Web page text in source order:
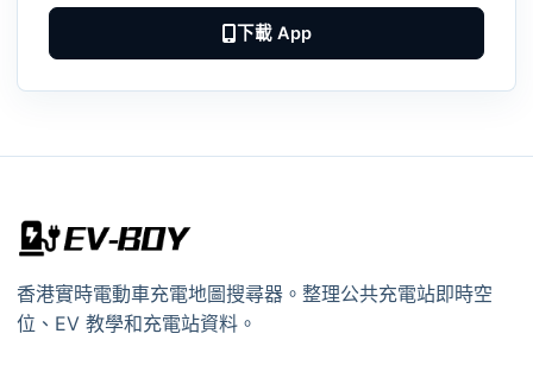
下載 App
香港實時電動車充電地圖搜尋器。整理公共充電站即時空
位、EV 教學和充電站資料。